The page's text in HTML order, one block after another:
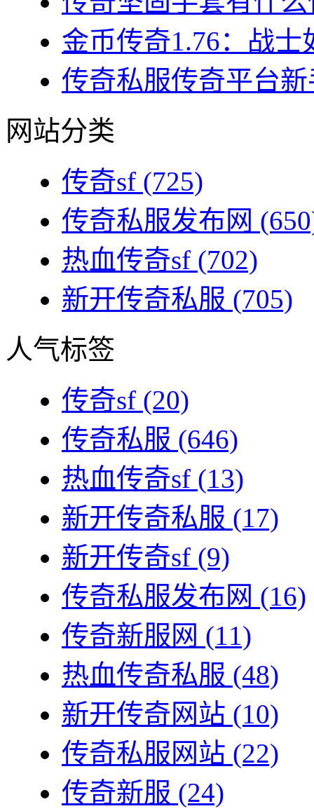
金币传奇1.76：战
传奇私服传奇平台
网站分类
传奇sf (725)
传奇私服发布网
热血传奇sf (702)
新开传奇私服 (705)
人气标签
传奇sf (20)
传奇私服 (646)
热血传奇sf (13)
新开传奇私服 (17)
新开传奇sf (9)
传奇私服发布网 (16)
传奇新服网 (11)
热血传奇私服 (48)
新开传奇网站 (10)
传奇私服网站 (22)
传奇新服 (24)